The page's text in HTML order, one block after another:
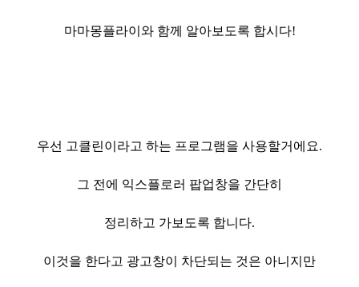
마마몽플라이와 함께 알아보도록 합시다!
우선 고클린이라고 하는 프로그램을 사용할거에요.
그 전에 익스플로러 팝업창을 간단히
정리하고 가보도록 합니다.
이것을 한다고 광고창이 차단되는 것은 아니지만